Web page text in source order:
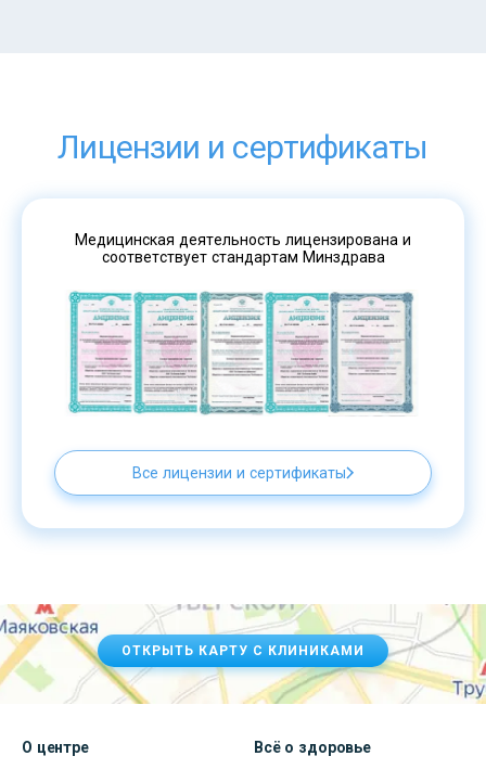
Лицензии и сертификаты
Медицинская деятельность лицензирована и
соответствует стандартам Минздрава
Все лицензии и сертификаты
ОТКРЫТЬ КАРТУ С КЛИНИКАМИ
О центре Всё о здоровье